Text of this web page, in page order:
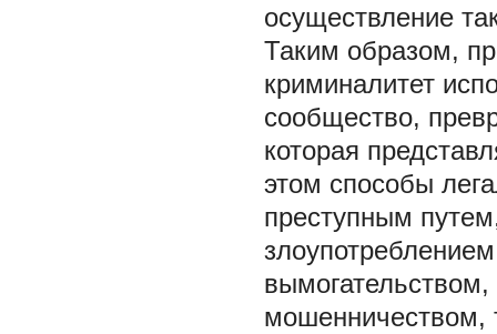
осуществление
Таким образом,
криминалитет
сообщество,
которая
этом способы
преступным
мошенничеством,